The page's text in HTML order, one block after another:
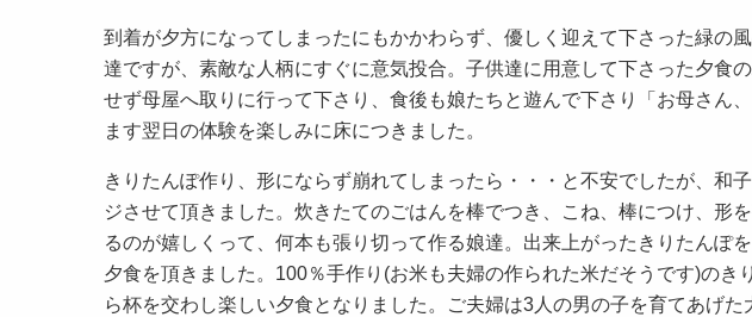
到着が夕方になってしまったにもかかわらず、優しく迎えて下さった緑の
達ですが、素敵な人柄にすぐに意気投合。子供達に用意して下さった夕食
せず母屋へ取りに行って下さり、食後も娘たちと遊んで下さり「お母さん
ます翌日の体験を楽しみに床につきました。
きりたんぽ作り、形にならず崩れてしまったら・・・と不安でしたが、和
ジさせて頂きました。炊きたてのごはんを棒でつき、こね、棒につけ、形
るのが嬉しくって、何本も張り切って作る娘達。出来上がったきりたんぽ
夕食を頂きました。100％手作り(お米も夫婦の作られた米だそうです)の
ら杯を交わし楽しい夕食となりました。ご夫婦は3人の男の子を育てあげ